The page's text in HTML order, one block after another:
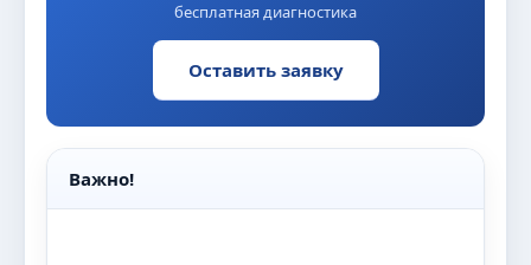
бесплатная диагностика
Оставить заявку
Важно!